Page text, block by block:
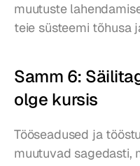
muutuste
teie süsteemi tõhusa
Samm 6:
olge kursis
Tööseadused ja
muutuvad sagedasti,